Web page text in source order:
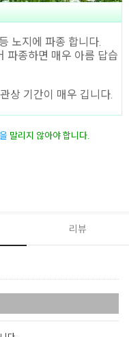
노지에 파종 합니다.
파종하면 매우 아름 답습
상 기간이 매우 깁니다.
을 말리지 않아야 합니다.
리뷰